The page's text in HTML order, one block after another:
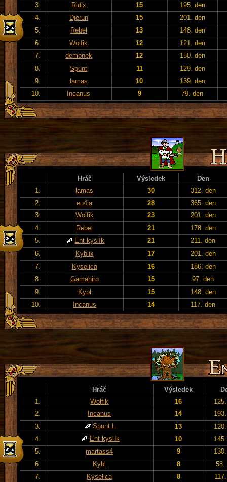
3.
Ridix 15
195. den
4.
Djerun 15
201. den
5.
Rebel 13
148. den
6.
Wolfik 12
121. den
7.
demonek 12
150. den
8.
Spunt 11
129. den
9.
lamas 10
139. den
10.
Incanus 9 79. den
Hráč Výsledek
Den
1.
lamas 30
312. den
2.
eu4ia 28
365. den
3.
Wolfik 23
201. den
4.
Rebel 21
178. den
5.
Ent kyslík 21
211. den
6.
Kyblix 17
201. den
7.
Kyselica 16
186. den
8.
Gamahiro 15
97. den
9.
Kybl 15
148. den
10.
Incanus 14 117. den
Hráč Výsledek
1.
Wolfik 16
2.
Incanus 14
3.
Spunt I. 13
4.
Ent kyslík 10
5.
martass4 9
6.
Kybl 8
58.
7.
Kyselica 8